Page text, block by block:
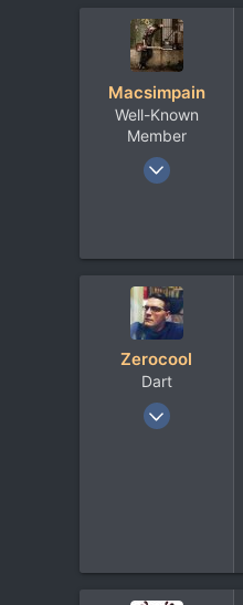
Macsimpain
Well-Known
Member
13 Апр 2020
42
Zerocool
Dart
18 Май 2003